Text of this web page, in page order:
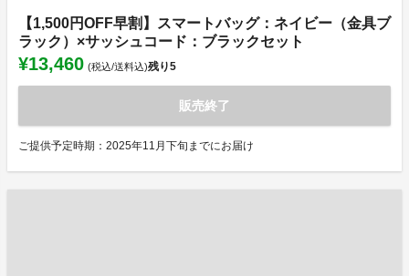
【1,500円OFF早割】スマートバッグ：ネイビー（金具ブ
ラック）×サッシュコード：ブラックセット
¥13,460 (税込/送料込)残り5
販売終了
ご提供予定時期：2025年11月下旬までにお届け